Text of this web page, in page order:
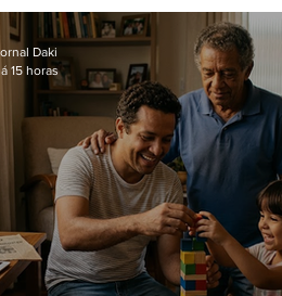
Hospital do Andaraí
Daki
15 horas